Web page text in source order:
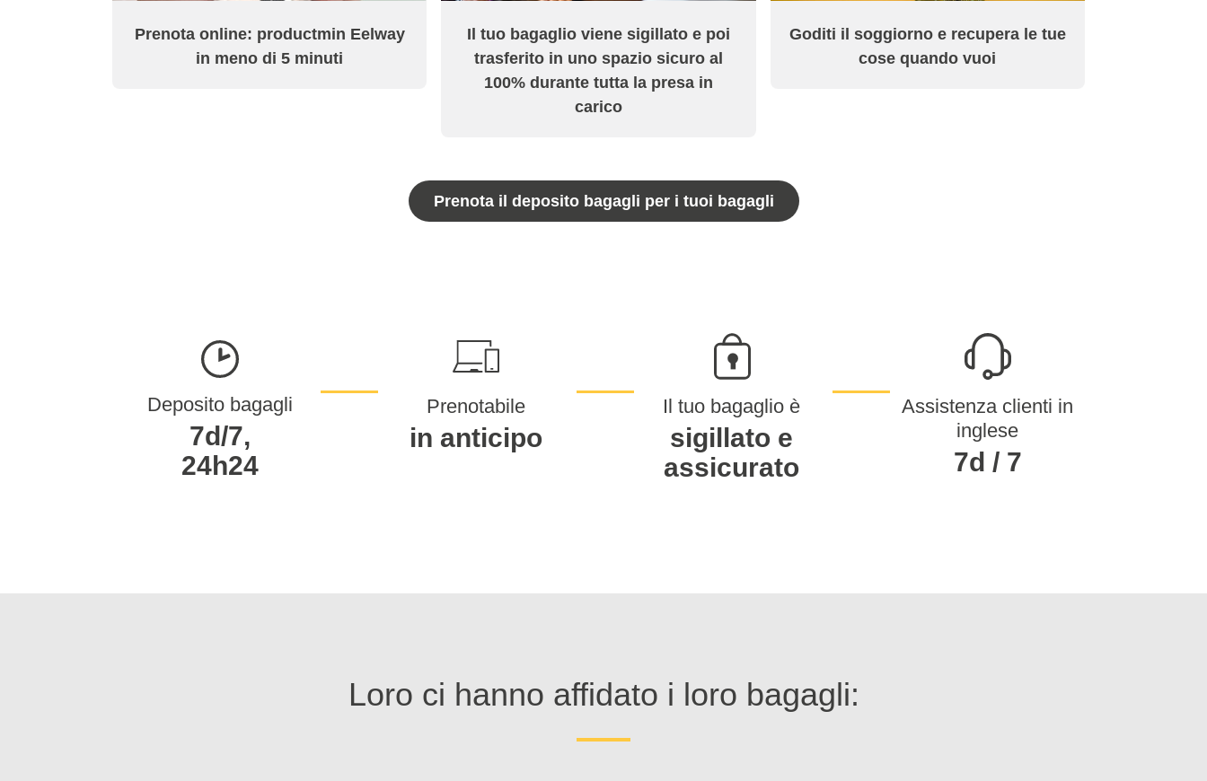
Prenota online: productmin Eelway
in meno di 5 minuti
Il tuo bagaglio viene sigillato e poi
trasferito in uno spazio sicuro al
100% durante tutta la presa in
carico
Goditi il soggiorno e recupera le tue
cose quando vuoi
Prenota il deposito bagagli per i tuoi bagagli
Deposito bagagli
7d/7,
24h24
Prenotabile
in anticipo
Il tuo bagaglio è
sigillato e
assicurato
Assistenza clienti in
inglese
7d / 7
Loro ci hanno affidato i loro bagagli: